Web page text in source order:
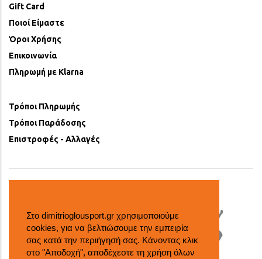
Στο dimitrioglousport.gr χρησιμοποιούμε
cookies, για να βελτιώσουμε την εμπειρία
σας κατά την περιήγησή σας. Κάνοντας κλικ
στο "Αποδοχή", αποδέχεστε τη χρήση όλων
Gift Card
Ποιοί Είμαστε
Όροι Χρήσης
Επικοινωνία
Πληρωμή με Klarna
Τρόποι Πληρωμής
Τρόποι Παράδοσης
Επιστροφές - Αλλαγές